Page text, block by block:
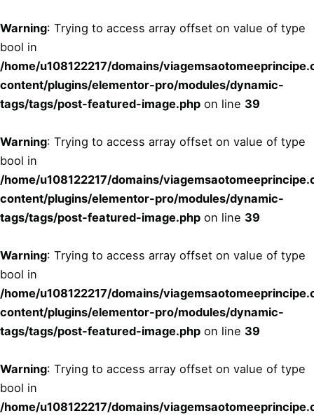
Warning: Trying to access array offset on value of type
bool in
/home/u108122217/domains/
content/plugins/elementor-pro/modules/dynamic-
tags/tags/post-featured-image.php on line 39
Warning: Trying to access array offset on value of type
bool in
/home/u108122217/domains/
content/plugins/elementor-pro/modules/dynamic-
tags/tags/post-featured-image.php on line 39
Warning: Trying to access array offset on value of type
bool in
/home/u108122217/domains/
content/plugins/elementor-pro/modules/dynamic-
tags/tags/post-featured-image.php on line 39
Warning: Trying to access array offset on value of type
bool in
/home/u108122217/domains/
to
content